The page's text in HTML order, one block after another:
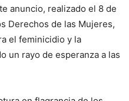
anuncio, realizado el 8 de
Derechos de las Mujeres,
el feminicidio y la
un rayo de esperanza a las